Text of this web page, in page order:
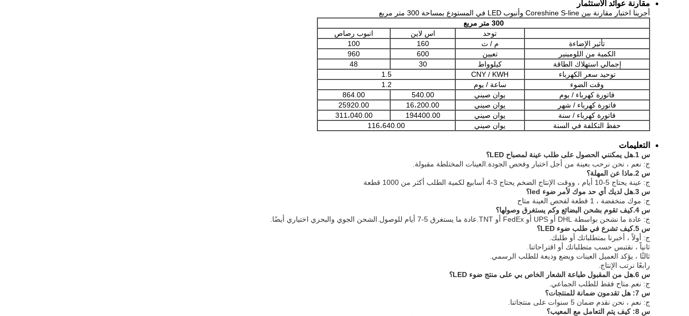
مقارنة عوائد الاستثمار
أجرينا اختبار مقارنة بين Coreshine S-line وأنبوب LED في المستودع بمساحة 300 متر مربع
300 متر مربع
توحد
اس لاين
انبوب رصاص
تأثير الإضاءة
م / ث 160
100
الكمية من اللومينير
تعيين 600
960
إجمالي استهلاك الطاقة
كيلوواط 30
48
توحيد سعر الكهرباء
CNY / KWH
1.5
وقت الضوء
ساعة / يوم
1.2
فاتورة كهرباء / يوم
يوان صيني 540.00
864.00
فاتورة كهرباء / شهر
يوان صيني 16،200.00
25920.00
فاتورة كهرباء / سنة
يوان صيني 194400.00
311،040.00
حفظ التكلفة في السنة
يوان صيني 116،640.00
التعليمات
س 1.هل يمكنني الحصول على طلب عينة لمصباح LED؟
ج: نعم ، نحن نرحب بعينة من أجل اختبار وفحص الجودة.العينات المختلطة مقبولة.
س 2.ماذا عن المهلة؟
ج: عينة يحتاج 5-10 أيام ، ووقت الإنتاج الضخم يحتاج 3-4 أسابيع لكمية الطلب أكثر من 1000 قطعة
س 3.هل لديك أي حد موك لأمر ضوء led؟
ج: موك منخفضة ، 1 قطعة لفحص العينة متاح
س 4.كيف تقوم بشحن البضائع وكم يستغرق وصولها؟
ج: عادة ما نشحن بواسطة DHL أو UPS أو FedEx أو TNT.عادة ما يستغرق 5-7 أيام للوصول.الشحن الجوي والبحري اختياري أيضًا.
س 5.كيف تشرع في طلب ضوء LED؟
ج: أولاً ، أخبرنا بمتطلباتك أو طلبك.
ثانياً ، نقتبس حسب متطلباتك أو اقتراحاتنا.
ثالثًا ، يؤكد العميل العينات ويضع وديعة للطلب الرسمي.
رابعًا نرتب الإنتاج.
س 6.هل من المقبول طباعة الشعار الخاص بي على منتج ضوء LED؟
ج: نعم.متاح فقط للطلب الجماعي.
س 7: هل تقدمون ضمانة للمنتجات؟
ج: نعم ، نحن نقدم ضمان 5 سنوات على منتجاتنا.
س 8: كيف يتم التعامل مع المعيب؟